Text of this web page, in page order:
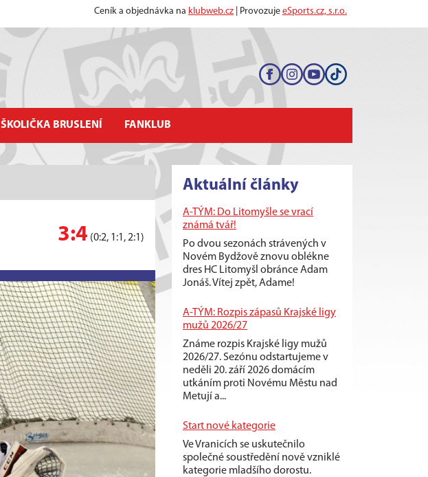
Ceník a objednávka na klubweb.cz | Provozuje eSports.cz, s.r.o.
ŠKOLIČKA BRUSLENÍ FANKLUB
3:4 (0:2, 1:1, 2:1)
Aktuální články
A-TÝM: Do Litomyšle se vrací
známá tvář!
Po dvou sezonách strávených v
Novém Bydžově znovu oblékne
dres HC Litomyšl obránce Adam
Jonáš. Vítej zpět, Adame!
A-TÝM: Rozpis zápasů Krajské ligy
mužů 2026/27
Známe rozpis Krajské ligy mužů
2026/27. Sezónu odstartujeme v
neděli 20. září 2026 domácím
utkáním proti Novému Městu nad
Metují a...
Start nové kategorie
Ve Vranicích se uskutečnilo
společné soustředění nově vzniklé
kategorie mladšího dorostu.